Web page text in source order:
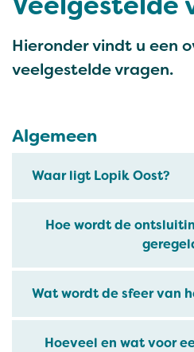
Hieronder vindt u een
veelgestelde vragen.
Algemeen
Waar ligt Lopik Oost?
Hoe wordt de
Wat wordt de sfeer van
Hoeveel en wat voor